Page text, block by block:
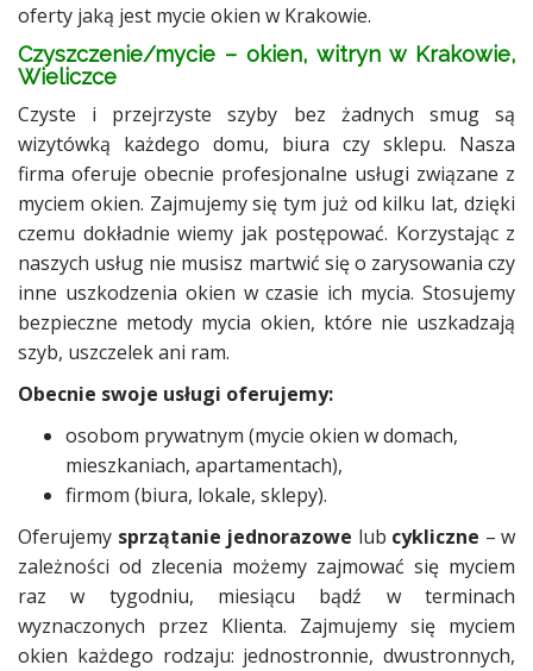
oferty jaką jest mycie okien w Krakowie.
Czyszczenie/mycie – okien, witryn w Krakowie,
Wieliczce
Czyste i przejrzyste szyby bez żadnych smug są
wizytówką każdego domu, biura czy sklepu. Nasza
firma oferuje obecnie profesjonalne usługi związane z
myciem okien. Zajmujemy się tym już od kilku lat, dzięki
czemu dokładnie wiemy jak postępować. Korzystając z
naszych usług nie musisz martwić się o zarysowania czy
inne uszkodzenia okien w czasie ich mycia. Stosujemy
bezpieczne metody mycia okien, które nie uszkadzają
szyb, uszczelek ani ram.
Obecnie swoje usługi oferujemy:
osobom prywatnym (mycie okien w domach,
mieszkaniach, apartamentach),
firmom (biura, lokale, sklepy).
Oferujemy sprzątanie jednorazowe lub cykliczne – w
zależności od zlecenia możemy zajmować się myciem
raz w tygodniu, miesiącu bądź w terminach
wyznaczonych przez Klienta. Zajmujemy się myciem
okien każdego rodzaju: jednostronnie, dwustronnych,